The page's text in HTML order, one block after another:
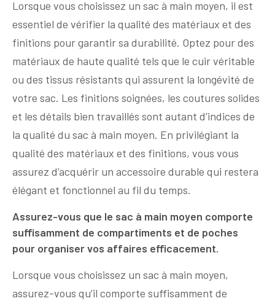
Lorsque vous choisissez un sac à main moyen, il est
essentiel de vérifier la qualité des matériaux et des
finitions pour garantir sa durabilité. Optez pour des
matériaux de haute qualité tels que le cuir véritable
ou des tissus résistants qui assurent la longévité de
votre sac. Les finitions soignées, les coutures solides
et les détails bien travaillés sont autant d’indices de
la qualité du sac à main moyen. En privilégiant la
qualité des matériaux et des finitions, vous vous
assurez d’acquérir un accessoire durable qui restera
élégant et fonctionnel au fil du temps.
Assurez-vous que le sac à main moyen comporte
suffisamment de compartiments et de poches
pour organiser vos affaires efficacement.
Lorsque vous choisissez un sac à main moyen,
assurez-vous qu’il comporte suffisamment de